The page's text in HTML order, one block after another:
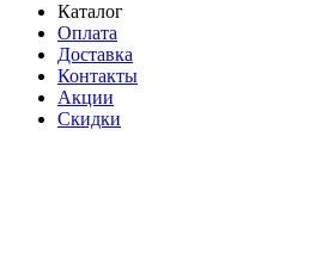
Каталог
Оплата
Доставка
Контакты
Акции
Скидки